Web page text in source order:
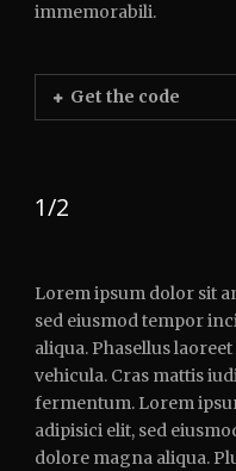
immemorabili.
Get the code
1/2
Lorem ipsum dolor sit
sed eiusmod tempor
aliqua. Phasellus
vehicula. Cras mattis
fermentum. Lorem
adipisici elit, sed
dolore magna aliqua.